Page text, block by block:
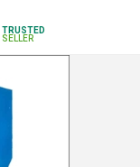
TRUSTED
SELLER